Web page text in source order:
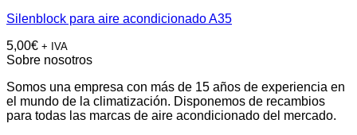
Silenblock para aire acondicionado A35
5,00€ + IVA
Sobre nosotros
Somos una empresa con más de 15 años de experiencia en
el mundo de la climatización. Disponemos de recambios
para todas las marcas de aire acondicionado del mercado.